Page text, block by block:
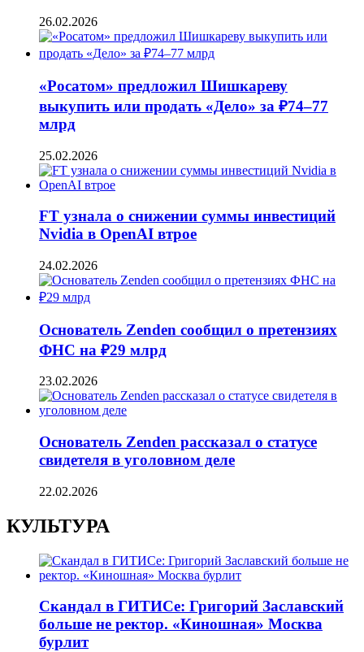
26.02.2026
«Росатом» предложил Шишкареву
выкупить или продать «Дело» за ₽74–77
млрд
25.02.2026
FT узнала о снижении суммы инвестиций
Nvidia в OpenAI втрое
24.02.2026
Основатель Zenden сообщил о претензиях
ФНС на ₽29 млрд
23.02.2026
Основатель Zenden рассказал о статусе
свидетеля в уголовном деле
22.02.2026
КУЛЬТУРА
Скандал в ГИТИСе: Григорий Заславский
больше не ректор. «Киношная» Москва
бурлит